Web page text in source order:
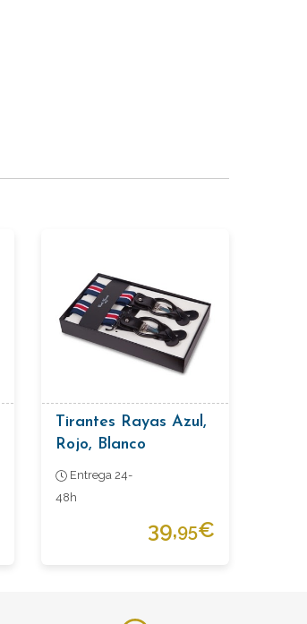
Tirantes Rayas Azul,
Rojo, Blanco
Entrega 24-
48h
39,95€